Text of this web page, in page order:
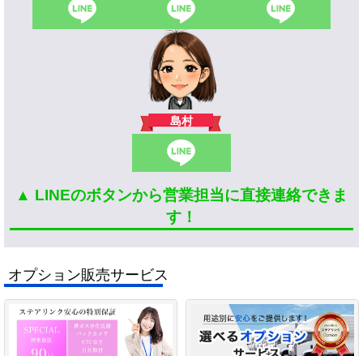
島村
▲ LINEのボタンから営業担当に直接連絡できま
す！
オプション販売サービス